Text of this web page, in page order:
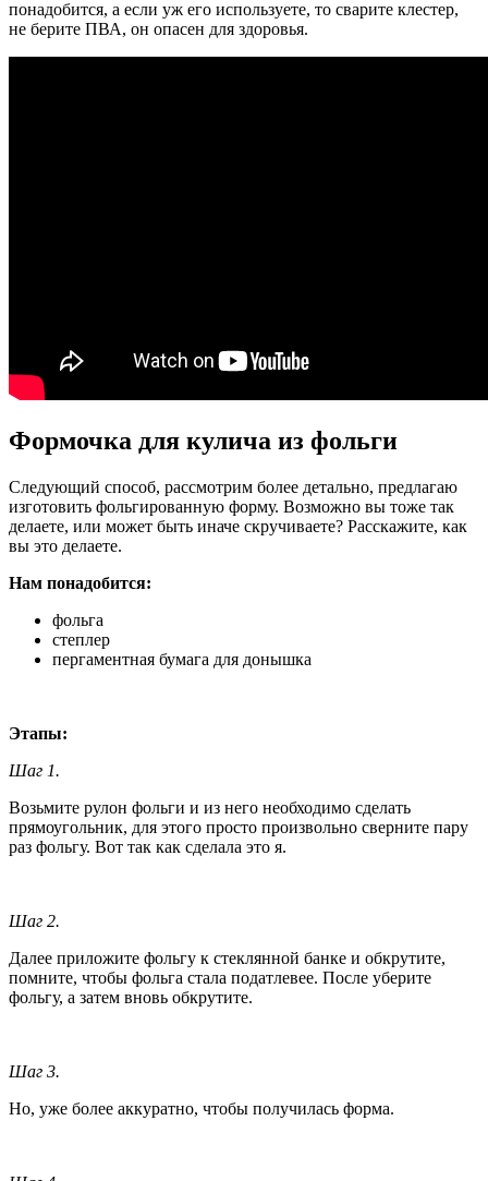
понадобится, а если уж его используете, то сварите клестер,
не берите ПВА, он опасен для здоровья.
Формочка для кулича из фольги
Следующий способ, рассмотрим более детально, предлагаю
изготовить фольгированную форму. Возможно вы тоже так
делаете, или может быть иначе скручиваете? Расскажите, как
вы это делаете.
Нам понадобится:
фольга
степлер
пергаментная бумага для донышка
Этапы:
Шаг 1.
Возьмите рулон фольги и из него необходимо сделать
прямоугольник, для этого просто произвольно сверните пару
раз фольгу. Вот так как сделала это я.
Шаг 2.
Далее приложите фольгу к стеклянной банке и обкрутите,
помните, чтобы фольга стала податлевее. После уберите
фольгу, а затем вновь обкрутите.
Шаг 3.
Но, уже более аккуратно, чтобы получилась форма.